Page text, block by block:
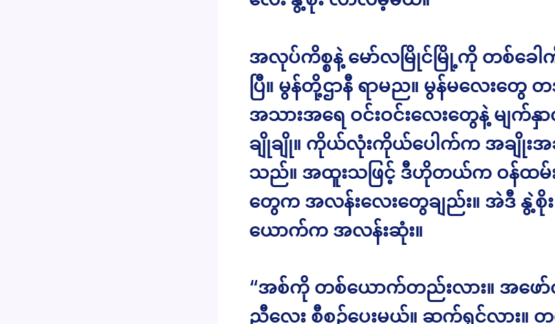
အလုပ်ကိစ္စနဲ့ မော်လမြိုင်မြို့ကို တစ်ခေါ
ပြီ။ မွန်တို့ဌာနီ ရာမည။ မွန်မလေးတွေ
အသားအရေ ဝင်းဝင်းလေးတွေနဲ့ မျက်နှာ
ချိုချို။ ကိုယ်လုံးကိုယ်ပေါက်က အချိုး
သည်။ အထူးသဖြင့် ဒီဟိုတယ်က ဝန်ထမ်း
တွေက အလန်းလေးတွေချည်း။ အဲဒီ နွဲ့
ယောက်က အလန်းဆုံး။
“အစ်ကို တစ်ယောက်တည်းလား။ အဖော်လို
ညီလေး စီစဉ်ပေးမယ်။ ဆက်ရှင်လား။